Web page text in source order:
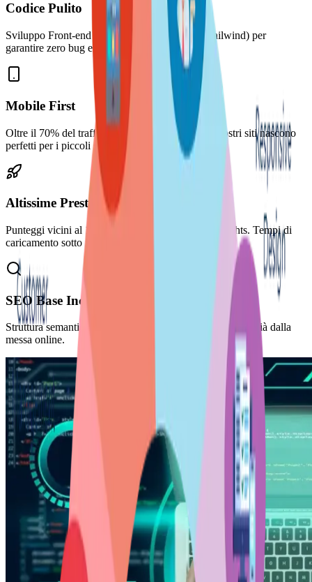
Codice Pulito
Sviluppo Front-end moderno (React, Next.js, Tailwind) per
garantire zero bug e manutenibilità.
Mobile First
Oltre il 70% del traffico web è da smartphone. I nostri siti nascono
perfetti per i piccoli schermi.
Altissime Prestazioni
Punteggi vicini al 100% su Google PageSpeed Insights. Tempi di
caricamento sotto il secondo.
SEO Base Inclusa
Struttura semantica, sitemap XML e meta-tag ottimizzati già dalla
messa online.